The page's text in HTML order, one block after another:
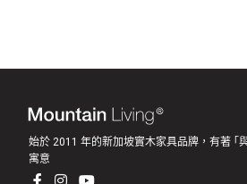
始於 2011 年的新加坡實木家具品牌，有著 ｢
寓意